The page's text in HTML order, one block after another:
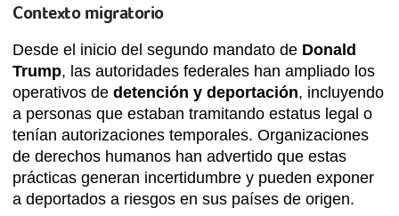
Contexto migratorio
Desde el inicio del segundo mandato de Donald
Trump, las autoridades federales han ampliado los
operativos de detención y deportación, incluyendo
a personas que estaban tramitando estatus legal o
tenían autorizaciones temporales. Organizaciones
de derechos humanos han advertido que estas
prácticas generan incertidumbre y pueden exponer
a deportados a riesgos en sus países de origen.